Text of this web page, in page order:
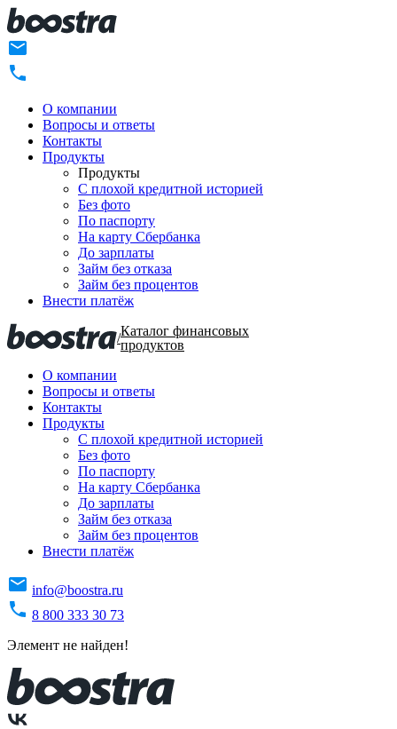
О компании
Вопросы и ответы
Контакты
Продукты
Продукты
C плохой кредитной историей
Без фото
По паспорту
На карту Сбербанка
До зарплаты
Займ без отказа
Займ без процентов
Внести платёж
/Каталог финансовых
продуктов
О компании
Вопросы и ответы
Контакты
Продукты
C плохой кредитной историей
Без фото
По паспорту
На карту Сбербанка
До зарплаты
Займ без отказа
Займ без процентов
Внести платёж
info@boostra.ru
8 800 333 30 73
Элемент не найден!